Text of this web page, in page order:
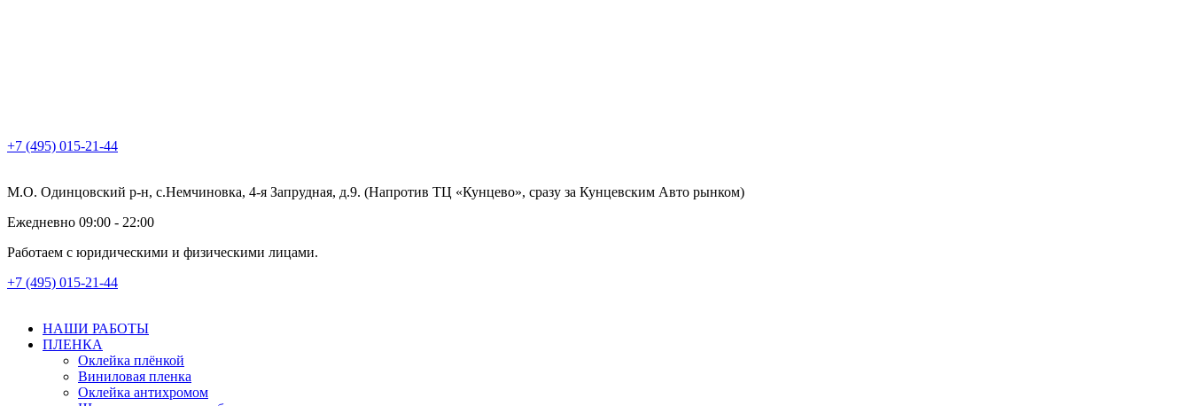
+7 (495) 015-21-44
М.О. Одинцовский р-н, с.Немчиновка, 4-я Запрудная, д.9. (Напротив ТЦ «Кунцево», сразу за Кунцевским Авто рынком)
Ежедневно 09:00 - 22:00
Работаем с юридическими и физическими лицами.
+7 (495) 015-21-44
НАШИ РАБОТЫ
ПЛЕНКА
Оклейка плёнкой
Виниловая пленка
Оклейка антихромом